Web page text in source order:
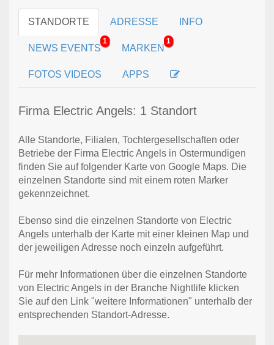
STANDORTE ADRESSE INFO
NEWS EVENTS
1
MARKEN
1
FOTOS VIDEOS APPS
Firma Electric Angels: 1 Standort
Alle Standorte, Filialen, Tochtergesellschaften oder
Betriebe der Firma Electric Angels in Ostermundigen
finden Sie auf folgender Karte von Google Maps. Die
einzelnen Standorte sind mit einem roten Marker
gekennzeichnet.
Ebenso sind die einzelnen Standorte von Electric
Angels unterhalb der Karte mit einer kleinen Map und
der jeweiligen Adresse noch einzeln aufgeführt.
Für mehr Informationen über die einzelnen Standorte
von Electric Angels in der Branche Nightlife klicken
Sie auf den Link "weitere Informationen" unterhalb der
entsprechenden Standort-Adresse.